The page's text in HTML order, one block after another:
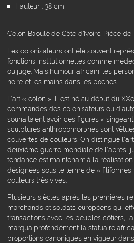
Hauteur : 38 cm
Colon Baoulé de Côte d'Ivoire. Pièce de
Les colonisateurs ont été souvent
fonctions institutionnelles comme
ou juge. Mais humour africain, les
noire et les mains dans les poches.
L’art « colon », Il est né au début du
commandes des colonisateurs ou
souhaitaient avoir des figures «
sculptures anthropomorphes sont
couvertes de couleurs. On distingue
deuxième guerre mondiale de l’après,
tendance est maintenant à la
désignées sous le terme de « filiformes
couleurs très vives.
Plusieurs siècles après les premières
marchands et soldats européens qui
transactions avec les peuples côtiers,
marqua profondément la statuaire
proportions canoniques en vigueur